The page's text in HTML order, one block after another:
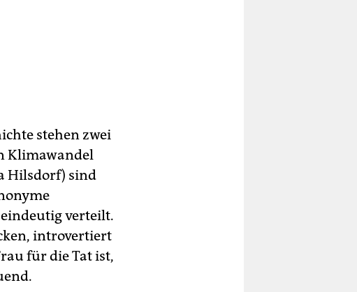
stehen zwei
Klimawandel
Hilsdorf) sind
verteilt.
introvertiert
für die Tat ist,